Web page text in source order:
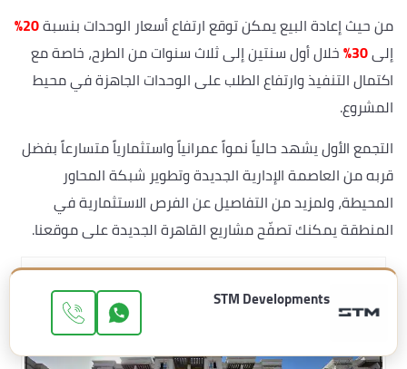
من حيث إعادة البيع يمكن توقع ارتفاع أسعار الوحدات بنسبة20%
إلى30% خلال أول سنتين إلى ثلاث سنوات من الطرح، خاصة مع
اكتمال التنفيذ وارتفاع الطلب على الوحدات الجاهزة في محيط
المشروع.
التجمع الأول يشهد حالياً نمواً عمرانياً واستثمارياً متسارعاً بفضل
قربه من العاصمة الإدارية الجديدة وتطوير شبكة المحاور
المحيطة، ولمزيد من التفاصيل عن الفرص الاستثمارية في
المنطقة يمكنك تصفّح مشاريع القاهرة الجديدة على موقعنا.
STM Developments